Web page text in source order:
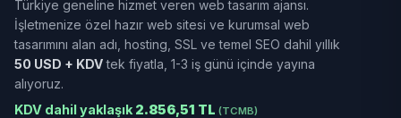
Türkiye geneline hizmet veren web tasarım ajansı.
İşletmenize özel hazır web sitesi ve kurumsal web
tasarımını alan adı, hosting, SSL ve temel SEO dahil yıllık
50 USD + KDVtek fiyatla, 1-3 iş günü içinde yayına
alıyoruz.
KDV dahil yaklaşık 2.856,51 TL (TCMB)